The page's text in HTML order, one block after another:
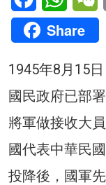
Share
1945年8月15
國民政府已部
將軍做接收大
國代表中華民
投降後，國軍